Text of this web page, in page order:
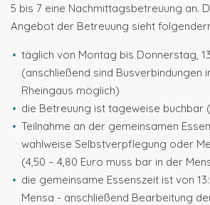
5 bis 7 eine Nachmittagsbetreuung an.
Angebot der Betreuung sieht
täglich von Montag bis Donnerstag,
(anschließend sind Busverbindungen
Rheingaus möglich)
die Betreuung ist tageweise buchbar
Teilnahme an der gemeinsamen
wahlweise Selbstverpflegung oder
(4,50 – 4,80 Euro muss bar in der
die gemeinsame Essenszeit ist von
Mensa - anschließend Bearbeitung